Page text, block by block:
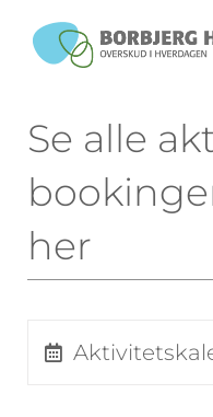
content
Se alle
her